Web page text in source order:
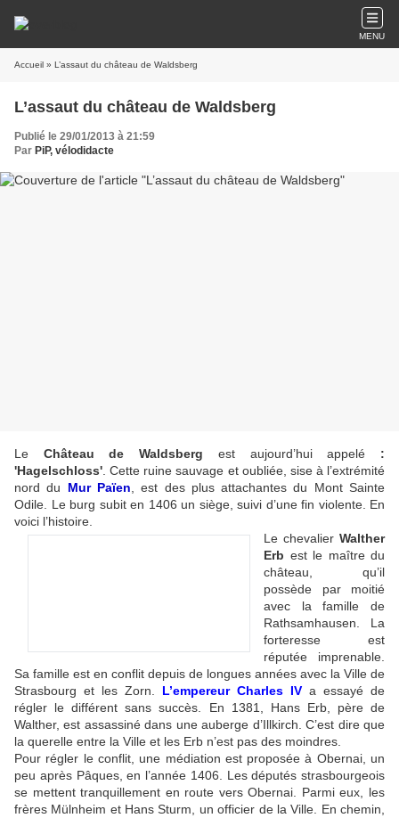
MENU
Accueil » L’assaut du château de Waldsberg
L’assaut du château de Waldsberg
Publié le 29/01/2013 à 21:59
Par PiP, vélodidacte
Le Château de Waldsberg est aujourd’hui appelé :
'Hagelschloss' . Cette ruine sauvage et oubliée, sise à l’extrémité
nord du Mur Païen , est des plus attachantes du Mont Sainte
Odile. Le burg subit en 1406 un siège, suivi d’une fin violente. En
voici l’histoire.
Le chevalier Walther
Erb est le maître du
château, qu’il
possède par moitié
avec la famille de
Rathsamhausen. La
forteresse est
réputée imprenable.
Sa famille est en conflit depuis de longues années avec la Ville de
Strasbourg et les Zorn. L’empereur Charles IV a essayé de
régler le différent sans succès. En 1381, Hans Erb, père de
Walther, est assassiné dans une auberge d’Illkirch. C’est dire que
la querelle entre la Ville et les Erb n’est pas des moindres.
Pour régler le conflit, une médiation est proposée à Obernai, un
peu après Pâques, en l’année 1406. Les députés strasbourgeois
se mettent tranquillement en route vers Obernai. Parmi eux, les
frères Mülnheim et Hans Sturm, un officier de la Ville. En chemin,